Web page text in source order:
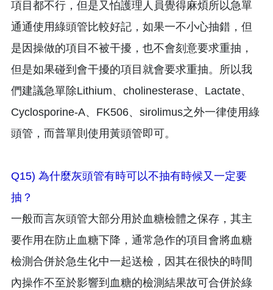
項目都不行，但是又怕護理人員覺得麻煩所以急單
通通使用綠頭管比較好記，如果一不小心抽錯，但
是因操做的項目不被干擾，也不會刻意要求重抽，
但是如果碰到會干擾的項目就會要求重抽。所以我
們建議急單除Lithium、cholinesterase、Lactate、
Cyclosporine-A、FK506、sirolimus之外一律使用綠
頭管，而普單則使用黃頭管即可。
Q15) 為什麼灰頭管有時可以不抽有時候又一定要
抽？
一般而言灰頭管大部分用於血糖檢體之保存，其主
要作用在防止血糖下降，通常急作的項目會將血糖
檢測合併於急生化中一起送檢，因其在很快的時間
內操作不至於影響到血糖的檢測結果故可合併於綠